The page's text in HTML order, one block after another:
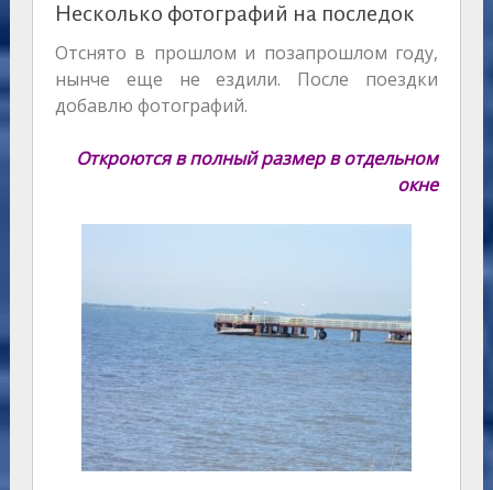
Несколько фотографий на последок
Отснято в прошлом и позапрошлом году,
нынче еще не ездили. После поездки
добавлю фотографий.
Откроются в полный размер в отдельном
окне